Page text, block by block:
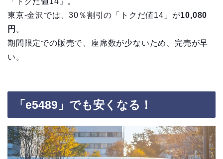
東京-金沢では、30％割引の「トクだ値14」が10,080
円 。
期間限定での販売で、座席数が少ないため、完売が早
い。
「e5489」でも安くなる！